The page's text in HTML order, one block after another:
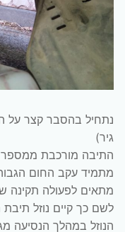
נתחיל בהסבר קצר על
גיר)
התיבה מורכבת ממספר
מתמיד עקב החום
מתאים לפעולה תקינה
לשם כך קיים נוזל תיבת
הנוזל במהלך הנסיעה